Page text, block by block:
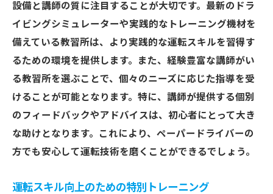
設備と講師の質に注目することが大切です。最新のドラ
イビングシミュレーターや実践的なトレーニング機材を
備えている教習所は、より実践的な運転スキルを習得す
るための環境を提供します。また、経験豊富な講師がい
る教習所を選ぶことで、個々のニーズに応じた指導を受
けることが可能となります。特に、講師が提供する個別
のフィードバックやアドバイスは、初心者にとって大き
な助けとなります。これにより、ペーパードライバーの
方でも安心して運転技術を磨くことができるでしょう。
運転スキル向上のための特別トレーニング